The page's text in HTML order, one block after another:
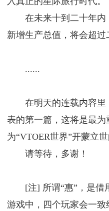
在未来十到二十年内
新增生产总值，将会超过
......
在明天的连载内容里
表的第一篇，这将是最
为“VTOER世界”开蒙立世
请等待，多谢！
[注] 所谓“惠”，是借
游戏中，四个玩家会一